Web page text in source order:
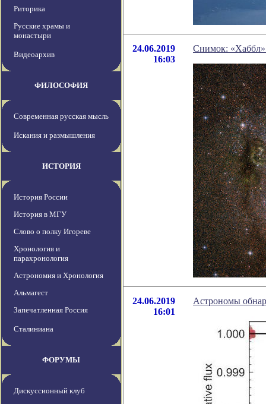
Риторика
Русские храмы и
монастыри
Видеоархив
ФИЛОСОФИЯ
Современная русская мысль
Искания и размышления
ИСТОРИЯ
История России
История в МГУ
Слово о полку Игореве
Хронология и
парахронология
Астрономия и Хронология
Альмагест
Запечатленная Россия
Сталиниана
ФОРУМЫ
Дискуссионный клуб
24.06.2019
16:03
Снимок: «Хаббл»
24.06.2019
16:01
Астрономы